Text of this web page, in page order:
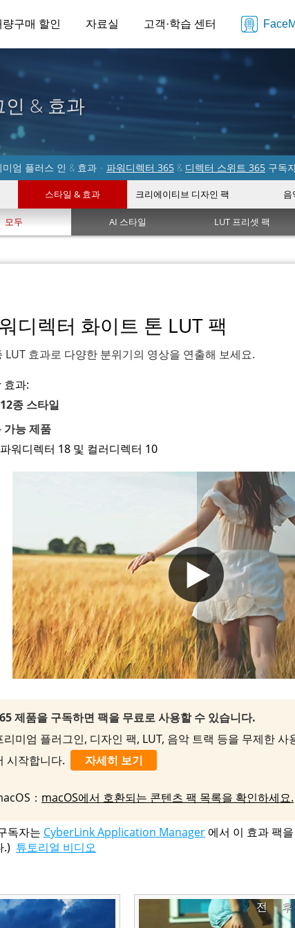
량구매 할인 자료실 고객·학습 센터
인 & 효과
미엄 플러스 인 & 효과 - 파워디렉터 365 & 디렉터 스위트 365 구독
스타일 & 효과 크리에이티브 디자인 팩 음
모두 AI 스타일 LUT 프리셋 팩
디렉터 화이트 톤 LUT 팩
LUT 효과로 다양한 분위기의 영상을 연출해 보세요.
효과:
12종 스타일
가능 제품
파워디렉터 18 및 컬러디렉터 10
제품을 구독하면 팩을 무료로 사용할 수 있습니다.
리미엄 플러그인, 디자인 팩, LUT, 음악 트랙 등을 무제한 사
시작합니다.
자세히 보기
： macOS에서 호환되는 콘텐츠 팩 목록을 확인하세요.
독자는 CyberLink Application Manager 에서 이 효과 팩
.) 튜토리얼 비디오
후
전